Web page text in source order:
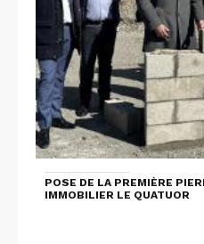
POSE DE LA PREMIÈRE
IMMOBILIER LE QUATUOR